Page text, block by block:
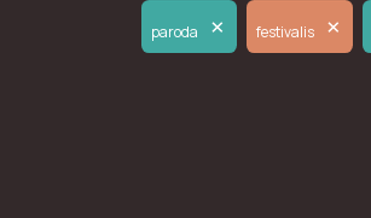
paroda × festivalis ×